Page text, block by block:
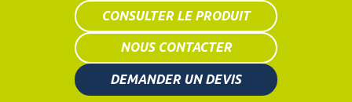
CONSULTER LE PRODUIT
NOUS CONTACTER
DEMANDER UN DEVIS